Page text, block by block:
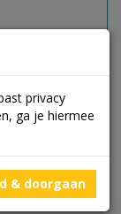
privacy
ga je hiermee
& doorgaan